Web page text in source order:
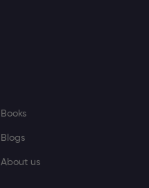
Books
Blogs
About us